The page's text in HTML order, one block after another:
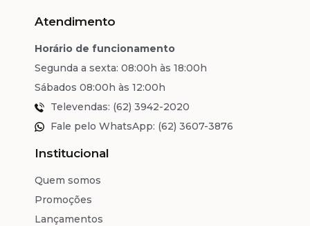
Atendimento
Horário de funcionamento
Segunda a sexta: 08:00h às 18:00h
Sábados 08:00h às 12:00h
Televendas: (62) 3942-2020
Fale pelo WhatsApp: (62) 3607-3876
Institucional
Quem somos
Promoções
Lançamentos